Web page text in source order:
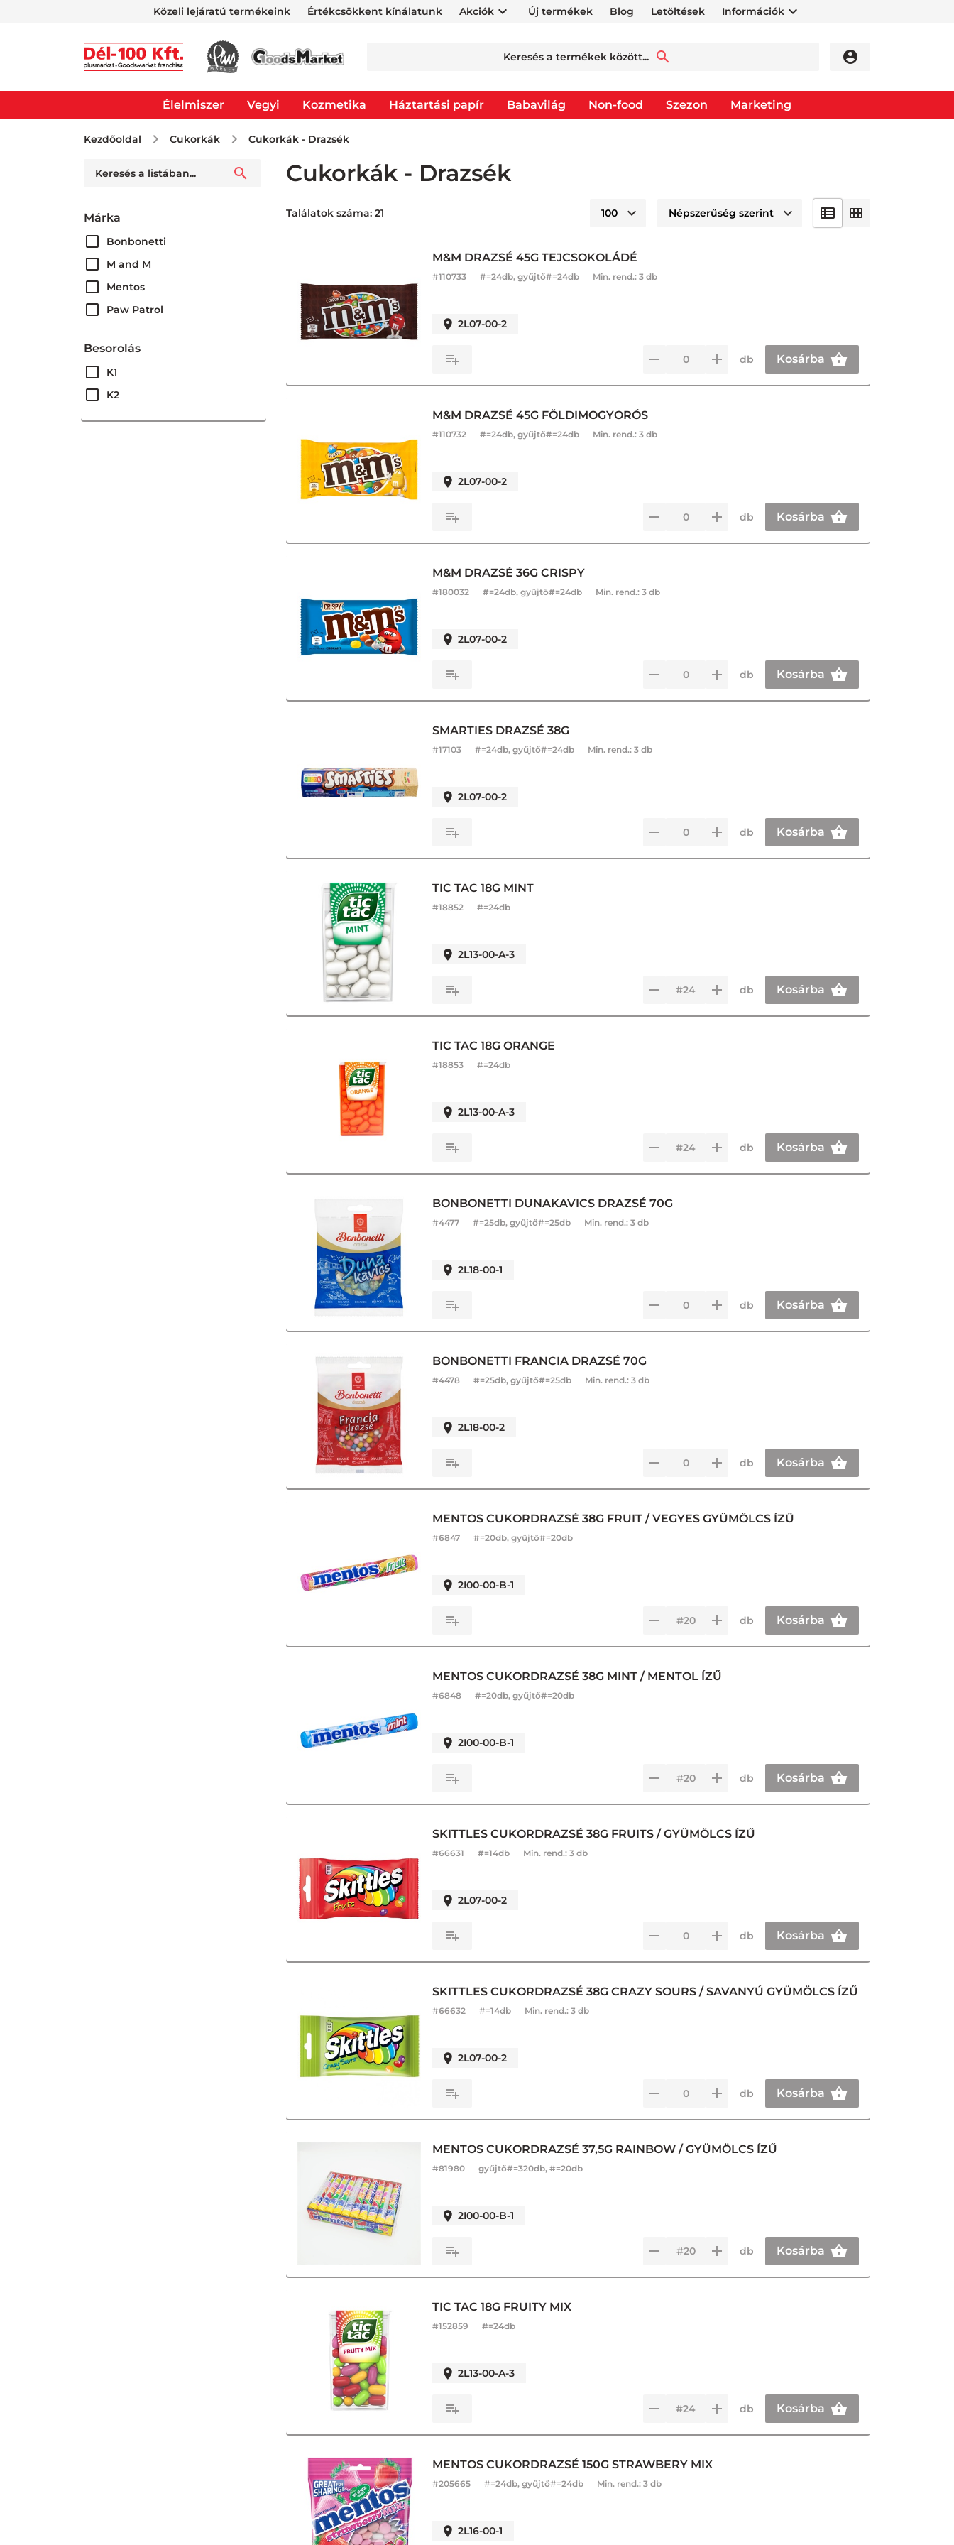
Közeli lejáratú termékeink Értékcsökkent kínálatunk Akciók Új termékek Blog Letöltések Információk
Élelmiszer Vegyi Kozmetika Háztartási papír Babavilág Non-food Szezon Marketing
Kezdőoldal Cukorkák Cukorkák - Drazsék
Cukorkák - Drazsék
Találatok száma: 21
M&M DRAZSÉ 45G TEJCSOKOLÁDÉ
#110733 #=24db, gyűjtő#=24db Min. rend.: 3 db
2L07-00-2
db Kosárba
M&M DRAZSÉ 45G FÖLDIMOGYORÓS
#110732 #=24db, gyűjtő#=24db Min. rend.: 3 db
2L07-00-2
db Kosárba
M&M DRAZSÉ 36G CRISPY
#180032 #=24db, gyűjtő#=24db Min. rend.: 3 db
2L07-00-2
db Kosárba
SMARTIES DRAZSÉ 38G
#17103 #=24db, gyűjtő#=24db Min. rend.: 3 db
2L07-00-2
db Kosárba
TIC TAC 18G MINT
#18852 #=24db
2L13-00-A-3
db Kosárba
TIC TAC 18G ORANGE
#18853 #=24db
2L13-00-A-3
db Kosárba
BONBONETTI DUNAKAVICS DRAZSÉ 70G
#4477 #=25db, gyűjtő#=25db Min. rend.: 3 db
2L18-00-1
db Kosárba
BONBONETTI FRANCIA DRAZSÉ 70G
#4478 #=25db, gyűjtő#=25db Min. rend.: 3 db
2L18-00-2
db Kosárba
MENTOS CUKORDRAZSÉ 38G FRUIT / VEGYES GYÜMÖLCS ÍZŰ
#6847 #=20db, gyűjtő#=20db
2I00-00-B-1
db Kosárba
MENTOS CUKORDRAZSÉ 38G MINT / MENTOL ÍZŰ
#6848 #=20db, gyűjtő#=20db
2I00-00-B-1
db Kosárba
SKITTLES CUKORDRAZSÉ 38G FRUITS / GYÜMÖLCS ÍZŰ
#66631 #=14db Min. rend.: 3 db
2L07-00-2
db Kosárba
SKITTLES CUKORDRAZSÉ 38G CRAZY SOURS / SAVANYÚ GYÜMÖLCS ÍZŰ
#66632 #=14db Min. rend.: 3 db
2L07-00-2
db Kosárba
MENTOS CUKORDRAZSÉ 37,5G RAINBOW / GYÜMÖLCS ÍZŰ
#81980 gyűjtő#=320db, #=20db
2I00-00-B-1
db Kosárba
TIC TAC 18G FRUITY MIX
#152859 #=24db
2L13-00-A-3
db Kosárba
MENTOS CUKORDRAZSÉ 150G STRAWBERY MIX
#205665 #=24db, gyűjtő#=24db Min. rend.: 3 db
2L16-00-1
Márka
Bonbonetti
M and M
Mentos
Paw Patrol
Smarties
Tic Tac
Besorolás
K1
K2